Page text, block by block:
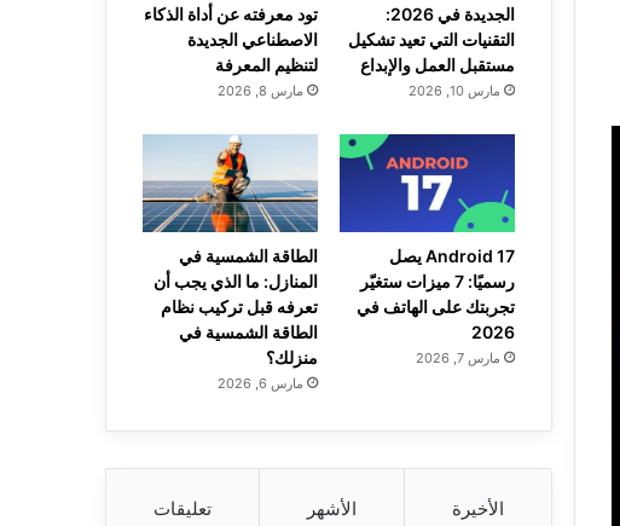
الجديدة في 2026:
التقنيات التي تعيد تشكيل
مستقبل العمل والإبداع
مارس 10, 2026
تود معرفته عن أداة الذكاء
الاصطناعي الجديدة
لتنظيم المعرفة
مارس 8, 2026
Android 17 يصل
رسميًا: 7 ميزات ستغيّر
تجربتك على الهاتف في
2026
مارس 7, 2026
الطاقة الشمسية في
المنازل: ما الذي يجب أن
تعرفه قبل تركيب نظام
الطاقة الشمسية في
منزلك؟
مارس 6, 2026
الأخيرة الأشهر تعليقات